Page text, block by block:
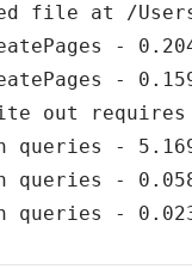
file
- 0
- 0
out
queries - 5
queries - 0
queries - 0